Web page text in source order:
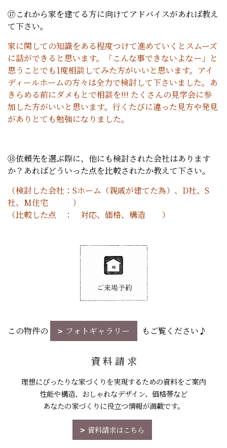
⑰これから家を建てる方に向けてアドバイスがあれば教え
て下さい。
家に関しての知識をある程度つけて進めていくとスムーズ
に話ができると思います。「こんな事できないよなー」と
思うことでも1度相談してみた方がいいと思います。アイ
ディールホームの方々は全力で検討して下さいました。あ
きらめる前にダメもとで相談を!!! たくさんの見学会に参
加した方がいいと思います。行くたびに違った見方や発見
がありとても勉強になりました。
⑱依頼先を選ぶ際に、他にも検討された会社はあります
か？あればどういった点を比較されたか教えて下さい。
（検討した会社：Sホーム（親戚が建てた為）、D社、S
社、M住宅 ）
（比較した点 ： 対応、価格、構造 ）
この物件の フォトギャラリー もご覧ください♪
資 料 請 求
理想にぴったりな家づくりを実現するための資料をご案内
性能や構造、おしゃれなデザイン、価格帯など
あなたの家づくりに役立つ情報が満載です。
資料請求はこちら